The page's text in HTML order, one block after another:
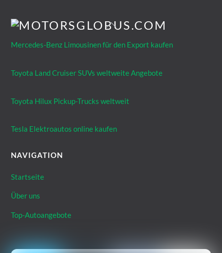
Mercedes-Benz Limousinen für den Export kaufen
Toyota Land Cruiser SUVs weltweite Angebote
Toyota Hilux Pickup-Trucks weltweit
Tesla Elektroautos online kaufen
NAVIGATION
Startseite
Über uns
Top-Autoangebote